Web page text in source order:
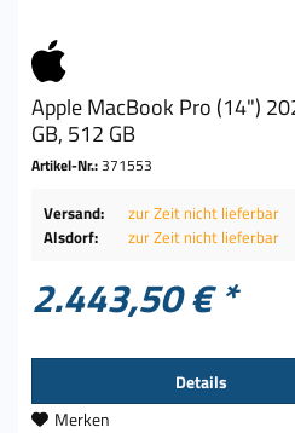
Apple MacBook Pro (14")
GB, 512 GB
Artikel-Nr.:371553
Versand:
zur Zeit nicht lieferbar
Alsdorf:
zur Zeit nicht lieferbar
2.443,50 € *
Details
Merken